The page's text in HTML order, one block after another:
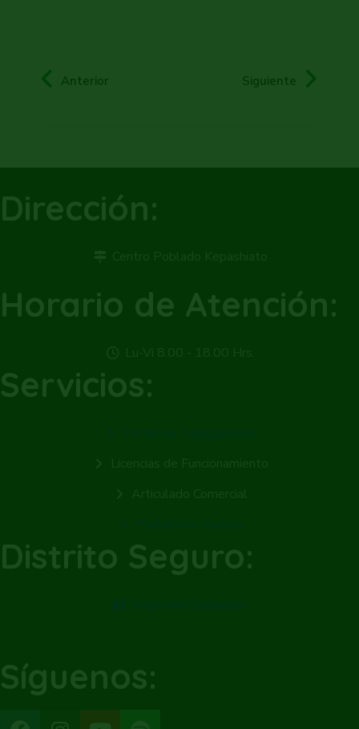
Anterior Siguiente
Dirección:
Horario de Atención:
Servicios:
Distrito Seguro:
Síguenos: